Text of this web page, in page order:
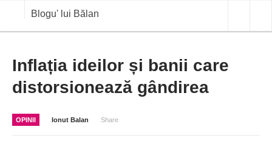
Blogu' lui Bălan
OPINII
ANALIZE
Inflația ideilor și banii care
distorsionează gândirea
OPINII Ionut Balan Share